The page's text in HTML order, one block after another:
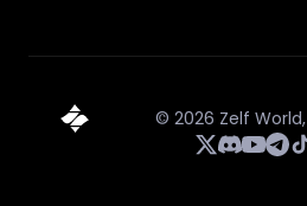
© 2026 Zelf World,